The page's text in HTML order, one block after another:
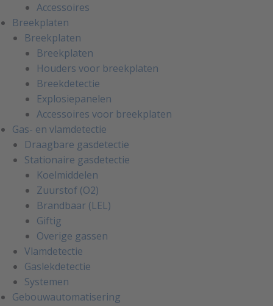
Accessoires
Breekplaten
Breekplaten
Breekplaten
Houders voor breekplaten
Breekdetectie
Explosiepanelen
Accessoires voor breekplaten
Gas- en vlamdetectie
Draagbare gasdetectie
Stationaire gasdetectie
Koelmiddelen
Zuurstof (O2)
Brandbaar (LEL)
Giftig
Overige gassen
Vlamdetectie
Gaslekdetectie
Systemen
Gebouwautomatisering